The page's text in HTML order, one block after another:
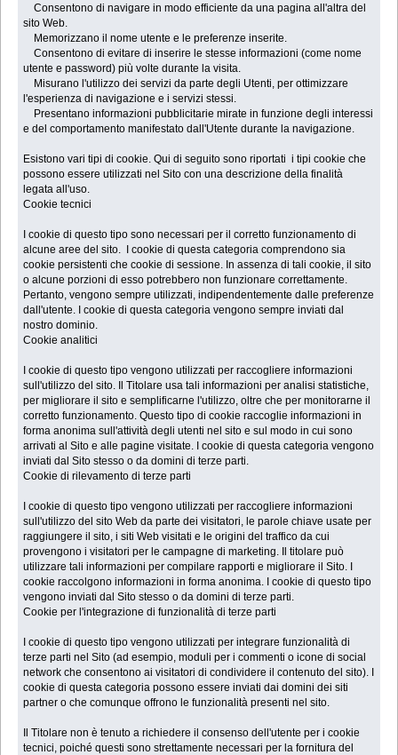
Consentono di navigare in modo efficiente da una pagina all'altra del
sito Web.
Memorizzano il nome utente e le preferenze inserite.
Consentono di evitare di inserire le stesse informazioni (come nome
utente e password) più volte durante la visita.
Misurano l'utilizzo dei servizi da parte degli Utenti, per ottimizzare
l'esperienza di navigazione e i servizi stessi.
Presentano informazioni pubblicitarie mirate in funzione degli interessi
e del comportamento manifestato dall'Utente durante la navigazione.
Esistono vari tipi di cookie. Qui di seguito sono riportati i tipi cookie che
possono essere utilizzati nel Sito con una descrizione della finalità
legata all'uso.
Cookie tecnici
I cookie di questo tipo sono necessari per il corretto funzionamento di
alcune aree del sito. I cookie di questa categoria comprendono sia
cookie persistenti che cookie di sessione. In assenza di tali cookie, il sito
o alcune porzioni di esso potrebbero non funzionare correttamente.
Pertanto, vengono sempre utilizzati, indipendentemente dalle preferenze
dall'utente. I cookie di questa categoria vengono sempre inviati dal
nostro dominio.
Cookie analitici
I cookie di questo tipo vengono utilizzati per raccogliere informazioni
sull'utilizzo del sito. Il Titolare usa tali informazioni per analisi statistiche,
per migliorare il sito e semplificarne l'utilizzo, oltre che per monitorarne il
corretto funzionamento. Questo tipo di cookie raccoglie informazioni in
forma anonima sull'attività degli utenti nel sito e sul modo in cui sono
arrivati al Sito e alle pagine visitate. I cookie di questa categoria vengono
inviati dal Sito stesso o da domini di terze parti.
Cookie di rilevamento di terze parti
I cookie di questo tipo vengono utilizzati per raccogliere informazioni
sull'utilizzo del sito Web da parte dei visitatori, le parole chiave usate per
raggiungere il sito, i siti Web visitati e le origini del traffico da cui
provengono i visitatori per le campagne di marketing. Il titolare può
utilizzare tali informazioni per compilare rapporti e migliorare il Sito. I
cookie raccolgono informazioni in forma anonima. I cookie di questo tipo
vengono inviati dal Sito stesso o da domini di terze parti.
Cookie per l'integrazione di funzionalità di terze parti
I cookie di questo tipo vengono utilizzati per integrare funzionalità di
terze parti nel Sito (ad esempio, moduli per i commenti o icone di social
network che consentono ai visitatori di condividere il contenuto del sito). I
cookie di questa categoria possono essere inviati dai domini dei siti
partner o che comunque offrono le funzionalità presenti nel sito.
Il Titolare non è tenuto a richiedere il consenso dell'utente per i cookie
tecnici, poiché questi sono strettamente necessari per la fornitura del